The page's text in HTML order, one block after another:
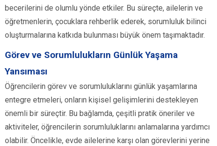
becerilerini de olumlu yönde etkiler. Bu süreçte, ailelerin ve
öğretmenlerin, çocuklara rehberlik ederek, sorumluluk bilinci
oluşturmalarına katkıda bulunması büyük önem taşımaktadır.
Görev ve Sorumlulukların Günlük Yaşama
Yansıması
Öğrencilerin görev ve sorumluluklarını günlük yaşamlarına
entegre etmeleri, onların kişisel gelişimlerini destekleyen
önemli bir süreçtir. Bu bağlamda, çeşitli pratik öneriler ve
aktiviteler, öğrencilerin sorumluluklarını anlamalarına yardımcı
olabilir. Öncelikle, evde ailelerine karşı olan görevlerini yerine